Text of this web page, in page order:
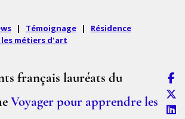
| Témoignage |
Résidence
métiers d'art
français lauréats du
Voyager pour apprendre les